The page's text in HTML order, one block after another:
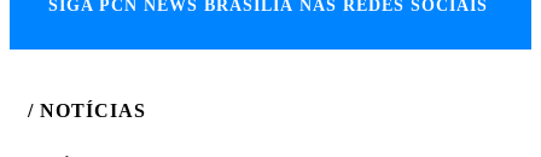
SIGA PCN NEWS BRASILIA NAS REDES SOCIAIS
/ NOTÍCIAS